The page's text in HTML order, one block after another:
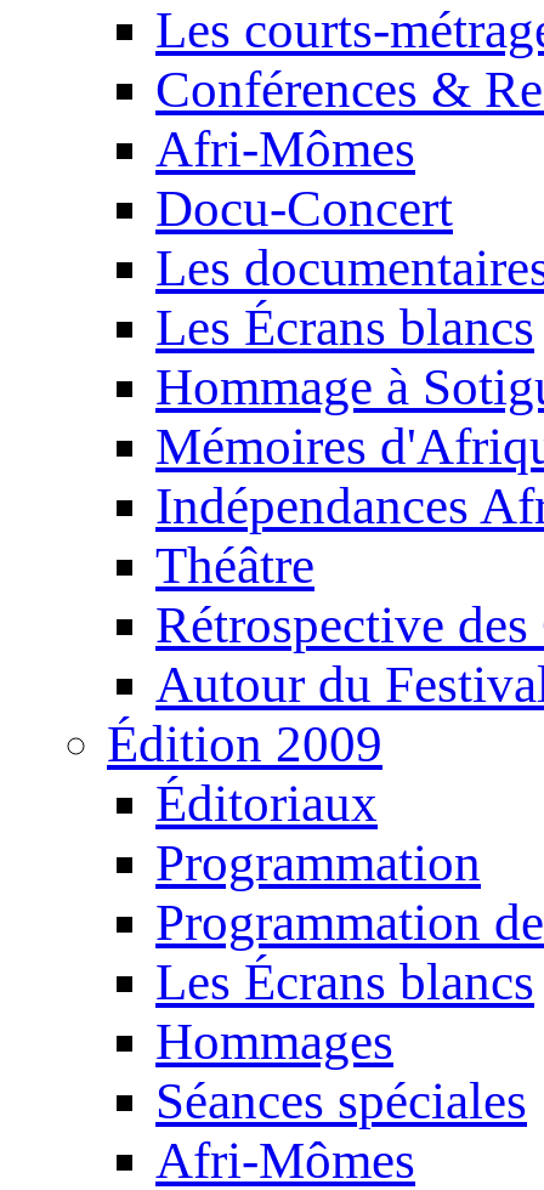
Les courts-
Conférences &
Afri-Mômes
Docu-Concert
Les
Les Écrans blancs
Hommage à
Mémoires
Indépendances
Théâtre
Rétrospective
Autour du
Édition 2009
Éditoriaux
Programmation
Programmation
Les Écrans blancs
Hommages
Séances spéciales
Afri-Mômes